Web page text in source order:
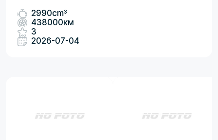
2990cm3
438000км
3
2026-07-04